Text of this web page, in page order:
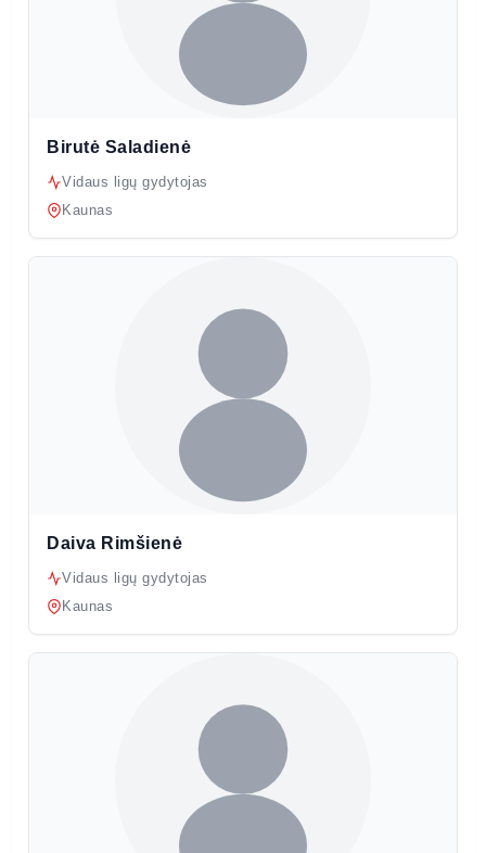
Birutė Saladienė
Vidaus ligų gydytojas
Kaunas
Daiva Rimšienė
Vidaus ligų gydytojas
Kaunas